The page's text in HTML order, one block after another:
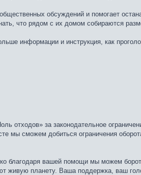
обсуждений и помогает
что рядом с их домом собираются
информации и инструкция, как
отходов» за законодательное
мы сможем добиться ограничения
благодаря вашей помощи мы можем
живую планету. Ваша поддержка, ваш